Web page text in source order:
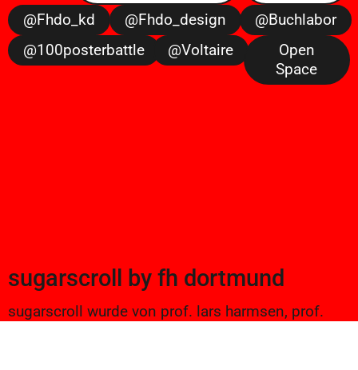
@fhdo_kd
@fhdo_design
@buchlabor
@100posterbattle
@voltaire
Open
Space
sugarscroll by fh dortmund
sugarscroll wurde von prof. lars harmsen, prof.